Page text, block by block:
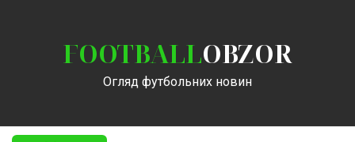
FOOTBALLOBZOR
Огляд футбольних новин